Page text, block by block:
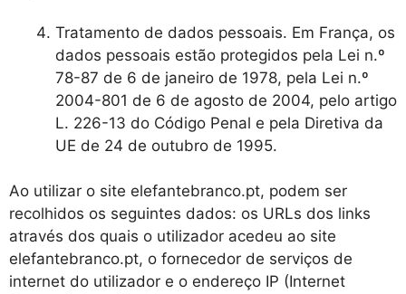
Tratamento de dados pessoais. Em França, os
dados pessoais estão protegidos pela Lei n.º
78-87 de 6 de janeiro de 1978, pela Lei n.º
2004-801 de 6 de agosto de 2004, pelo artigo
L. 226-13 do Código Penal e pela Diretiva da
UE de 24 de outubro de 1995.
Ao utilizar o site elefantebranco.pt, podem ser
recolhidos os seguintes dados: os URLs dos links
através dos quais o utilizador acedeu ao site
elefantebranco.pt, o fornecedor de serviços de
internet do utilizador e o endereço IP (Internet